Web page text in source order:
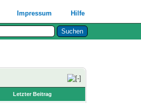
Impressum Hilfe
Letzter Beitrag